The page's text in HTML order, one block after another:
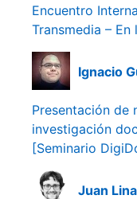
Encuentro
Transmedia –
Ignacio
Presentación de
investigación
[Seminario
Juan